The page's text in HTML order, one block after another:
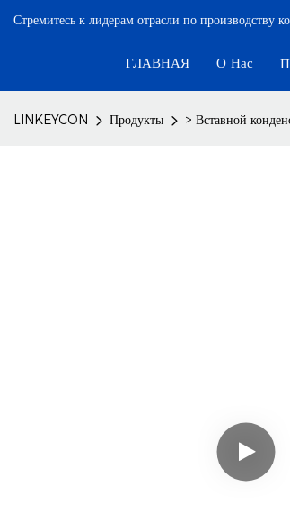
Стремитесь к лидерам отрасли по производству
ГЛАВНАЯ О Нас
LINKEYCON Продукты > Вставной